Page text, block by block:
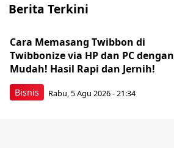
Berita Terkini
Bisnis
Cara Memasang Twibbon di
Twibbonize via HP dan PC dengan
Mudah! Hasil Rapi dan Jernih!
Rabu, 5 Agu 2026 - 21:34